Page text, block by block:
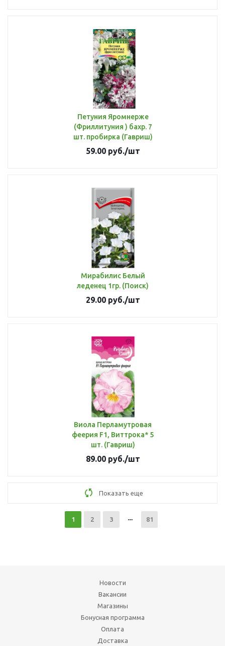
Петуния Яромнерже
(Фриллитуния ) бахр. 7
шт. пробирка (Гавриш)
59.00руб./шт
Мирабилис Белый
леденец 1гр. (Поиск)
29.00руб./шт
Виола Перламутровая
феерия F1, Виттрока* 5
шт. (Гавриш)
89.00руб./шт
Показать еще
1 2 3 81
Новости
Вакансии
Магазины
Бонусная программа
Оплата
Доставка